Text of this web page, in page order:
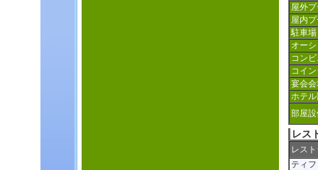
屋外
屋内
駐車場
オー
コン
コイ
宴会
ホテ
部屋
レス
レス
ティ